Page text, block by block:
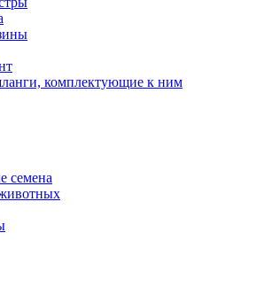
комплектующие к ним
семена